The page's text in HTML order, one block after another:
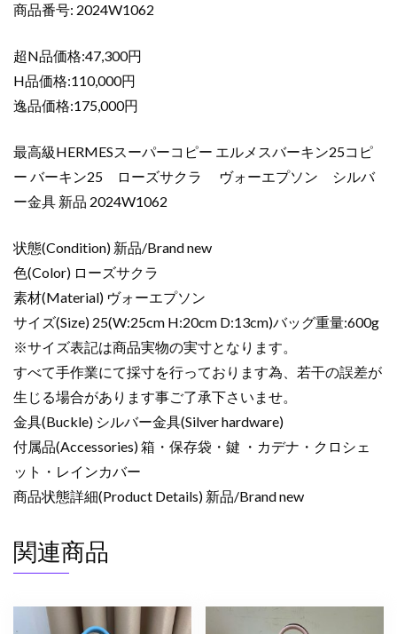
25
ピ
ー
バ
キ
25
ズ
サ
ク
ラ
ヴ
ォ
ー
エ
プ
ソ
ン
シ
ー
金
商品番号: 2024W1062
超N品価格:47,300円
H品価格:110,000円
逸品価格:175,000円
最高級HERMESスーパーコピー エルメスバーキン25コピ
ー バーキン25 ローズサクラ ヴォーエプソン シルバ
ー金具 新品 2024W1062
状態(Condition) 新品/Brand new
色(Color) ローズサクラ
素材(Material) ヴォーエプソン
サイズ(Size) 25(W:25cm H:20cm D:13cm)バッグ重量:600g
※サイズ表記は商品実物の実寸となります。
すべて手作業にて採寸を行っております為、若干の誤差が
生じる場合があります事ご了承下さいませ。
金具(Buckle) シルバー金具(Silver hardware)
付属品(Accessories) 箱・保存袋・鍵 ・カデナ・クロシェ
ット・レインカバー
商品状態詳細(Product Details) 新品/Brand new
関連商品